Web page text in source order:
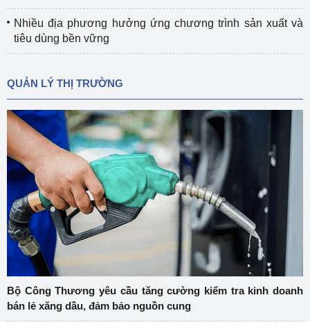
Nhiều địa phương hưởng ứng chương trình sản xuất và
tiêu dùng bền vững
QUẢN LÝ THỊ TRƯỜNG
Bộ Công Thương yêu cầu tăng cường kiểm tra kinh doanh
bán lẻ xăng dầu, đảm bảo nguồn cung